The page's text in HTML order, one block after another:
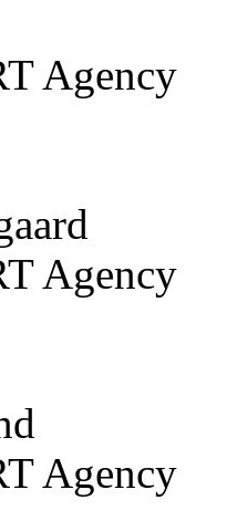
Agency
Agency
Agency